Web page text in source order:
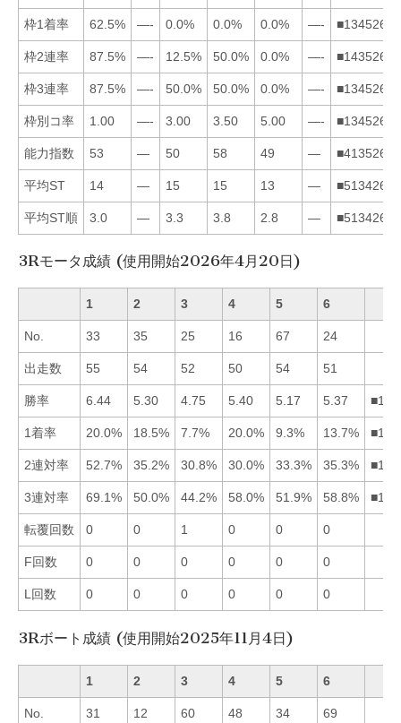
枠1着率 62.5% —- 0.0% 0.0% 0.0% —- ■134526
枠2連率 87.5% —- 12.5% 50.0% 0.0% —- ■143526
枠3連率 87.5% —- 50.0% 50.0% 0.0% —- ■134526
枠別コ率 1.00 —- 3.00 3.50 5.00 —- ■134526
能力指数 53 — 50 58 49 — ■413526
平均ST 14 — 15 15 13 — ■513426
平均ST順 3.0 — 3.3 3.8 2.8 — ■513426
3Rモータ成績 (使用開始2026年4月20日)
1 2 3 4 5 6
No. 33 35 25 16 67 24
出走数 55 54 52 50 54 51
勝率 6.44 5.30 4.75 5.40 5.17 5.37
1着率 20.0% 18.5% 7.7% 20.0% 9.3% 13.7%
2連対率 52.7% 35.2% 30.8% 30.0% 33.3% 35.3%
3連対率 69.1% 50.0% 44.2% 58.0% 51.9% 58.8%
転覆回数 0 0 1 0 0 0
F回数 0 0 0 0 0 0
L回数 0 0 0 0 0 0
3Rボート成績 (使用開始2025年11月4日)
1 2 3 4 5 6
No. 31 12 60 48 34 69